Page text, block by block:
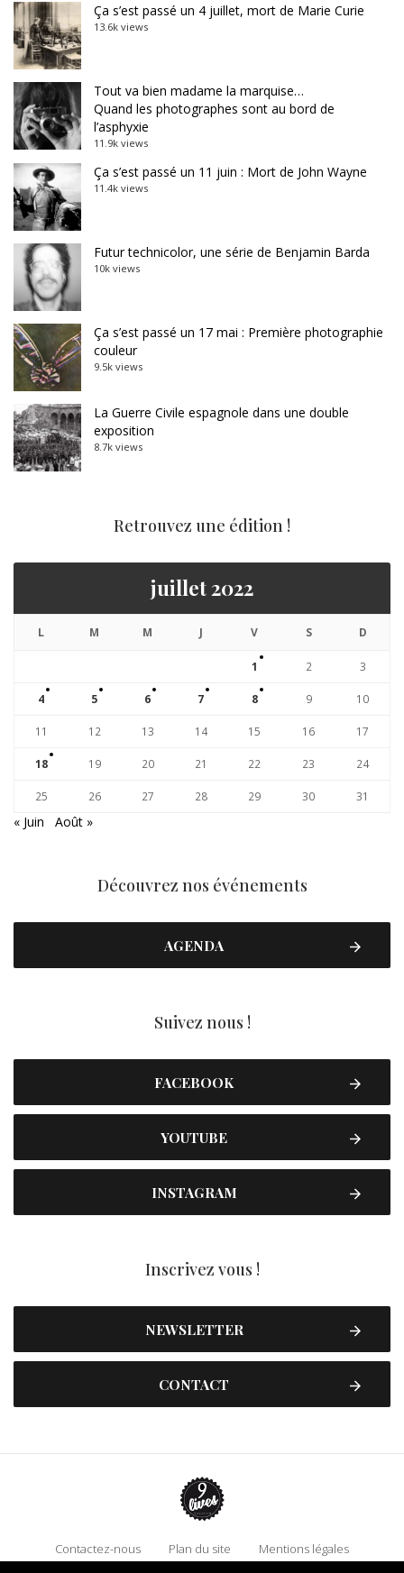
Ça s’est passé un 4 juillet, mort de Marie Curie
13.6k views
Tout va bien madame la marquise…
Quand les photographes sont au bord de
l’asphyxie
11.9k views
Ça s’est passé un 11 juin : Mort de John Wayne
11.4k views
Futur technicolor, une série de Benjamin Barda
10k views
Ça s’est passé un 17 mai : Première photographie
couleur
9.5k views
La Guerre Civile espagnole dans une double
exposition
8.7k views
Retrouvez une édition !
juillet 2022
L M M J V S D
1 2 3
4 5 6 7 8 9 10
11 12 13 14 15 16 17
18 19 20 21 22 23 24
25 26 27 28 29 30 31
« Juin Août »
Découvrez nos événements
AGENDA
Suivez nous !
FACEBOOK
YOUTUBE
INSTAGRAM
Inscrivez vous !
NEWSLETTER
CONTACT
Contactez-nous Plan du site
Mentions légales